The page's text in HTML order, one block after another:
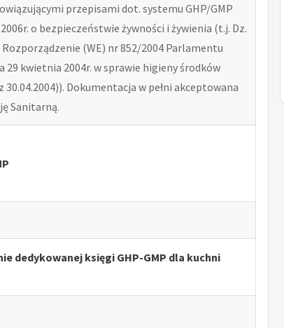
przepisami dot. systemu GHP/GMP
o bezpieczeństwie żywności i żywienia (t.j. Dz.
Rozporządzenie (WE) nr 852/2004 Parlamentu
29 kwietnia 2004r. w sprawie higieny środków
30.04.2004)). Dokumentacja w pełni akceptowana
Sanitarną.
dedykowanej księgi GHP-GMP dla kuchni